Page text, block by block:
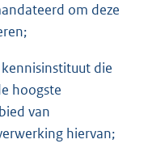
om deze
die
hoogste
van
hiervan;